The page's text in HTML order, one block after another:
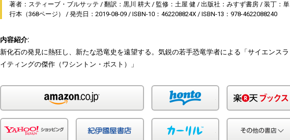
著者：スティーブ・ブルサッテ 翻訳：黒川 耕大 監修：土屋 健 出版社：みすず書房
装丁：単
行本（368ページ）
発売日：2019-08-09 ISBN-10：462208824X ISBN-13：978-4622088240
内容紹介:
新化石の発見に熱狂し、新たな恐竜史を遠望する。気鋭の若手恐竜学者による「サイエンスラ
イティングの傑作（ワシントン・ポスト）」
honto
Yahoo!ショッピング 紀伊国屋 カーリル